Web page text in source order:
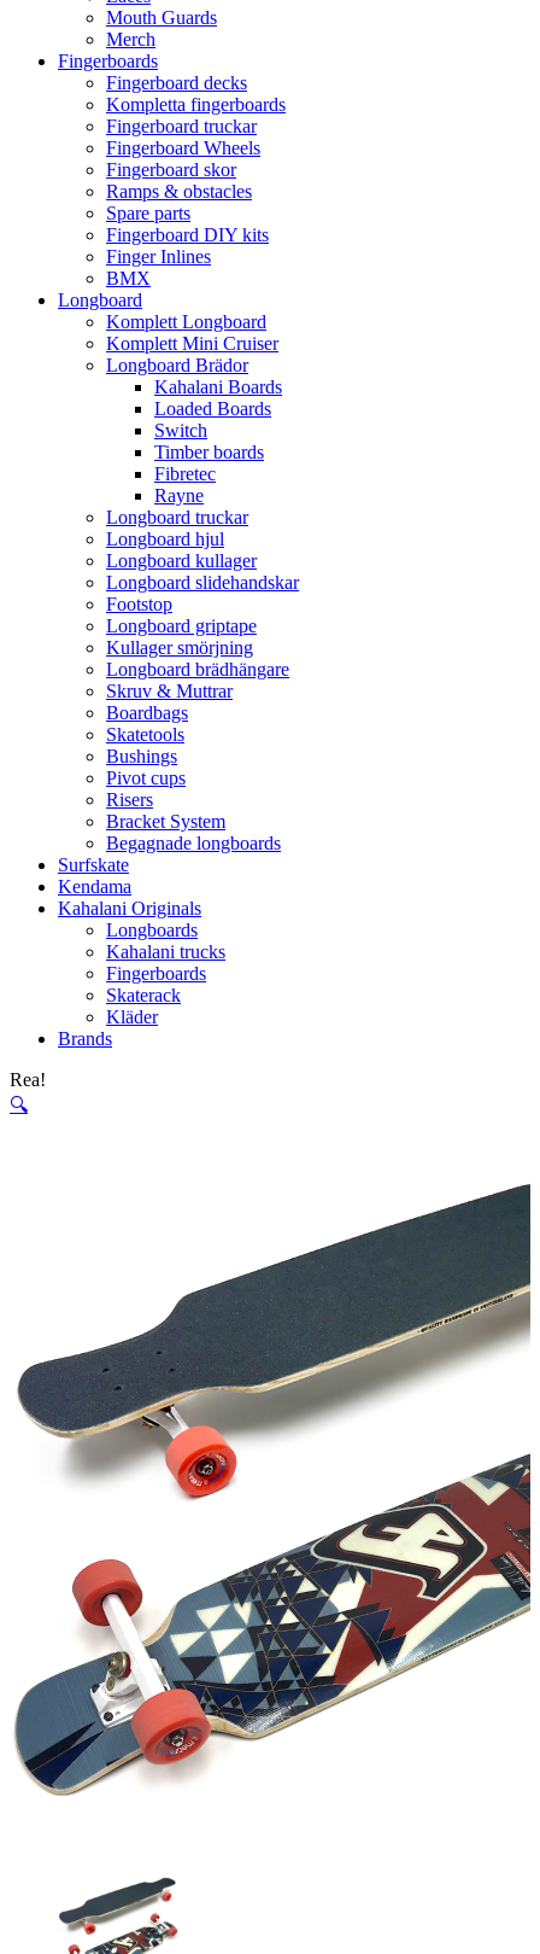
Mouth Guards
Merch
Fingerboards
Fingerboard decks
Kompletta fingerboards
Fingerboard truckar
Fingerboard Wheels
Fingerboard skor
Ramps & obstacles
Spare parts
Fingerboard DIY kits
Finger Inlines
BMX
Longboard
Komplett Longboard
Komplett Mini Cruiser
Longboard Brädor
Kahalani Boards
Loaded Boards
Switch
Timber boards
Fibretec
Rayne
Longboard truckar
Longboard hjul
Longboard kullager
Longboard slidehandskar
Footstop
Longboard griptape
Kullager smörjning
Longboard brädhängare
Skruv & Muttrar
Boardbags
Skatetools
Bushings
Pivot cups
Risers
Bracket System
Begagnade longboards
Surfskate
Kendama
Kahalani Originals
Longboards
Kahalani trucks
Fingerboards
Skaterack
Kläder
Brands
Rea!
🔍